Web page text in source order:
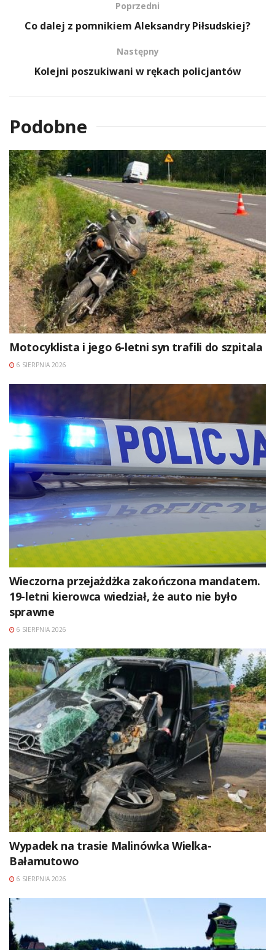
Poprzedni
Co dalej z pomnikiem Aleksandry Piłsudskiej?
Następny
Kolejni poszukiwani w rękach policjantów
Podobne
Motocyklista i jego 6-letni syn trafili do szpitala
6 SIERPNIA 2026
Wieczorna przejażdżka zakończona mandatem.
19-letni kierowca wiedział, że auto nie było
sprawne
6 SIERPNIA 2026
Wypadek na trasie Malinówka Wielka-
Bałamutowo
6 SIERPNIA 2026